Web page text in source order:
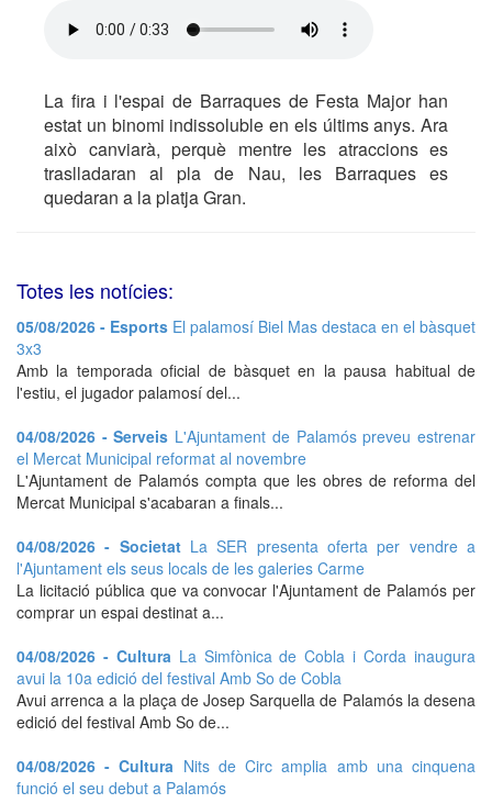
La fira i l'espai de Barraques de Festa Major han
estat un binomi indissoluble en els últims anys. Ara
això canviarà, perquè mentre les atraccions es
traslladaran al pla de Nau, les Barraques es
quedaran a la platja Gran.
Totes les notícies:
05/08/2026 - Esports El palamosí Biel Mas destaca en el bàsquet
3x3
Amb la temporada oficial de bàsquet en la pausa habitual de
l'estiu, el jugador palamosí del...
04/08/2026 - Serveis L'Ajuntament de Palamós preveu estrenar
el Mercat Municipal reformat al novembre
L'Ajuntament de Palamós compta que les obres de reforma del
Mercat Municipal s'acabaran a finals...
04/08/2026 - Societat La SER presenta oferta per vendre a
l'Ajuntament els seus locals de les galeries Carme
La licitació pública que va convocar l'Ajuntament de Palamós per
comprar un espai destinat a...
04/08/2026 - Cultura La Simfònica de Cobla i Corda inaugura
avui la 10a edició del festival Amb So de Cobla
Avui arrenca a la plaça de Josep Sarquella de Palamós la desena
edició del festival Amb So de...
04/08/2026 - Cultura Nits de Circ amplia amb una cinquena
funció el seu debut a Palamós